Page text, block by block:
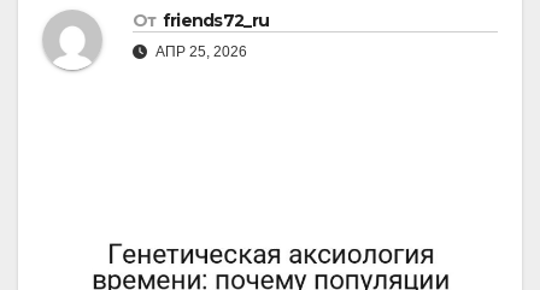
От friends72_ru
АПР 25, 2026